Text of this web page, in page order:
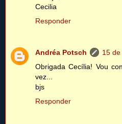
Cecilia
Responder
Andréa Potsch
15
Obrigada Cecília! Vou
vez...
bjs
Responder